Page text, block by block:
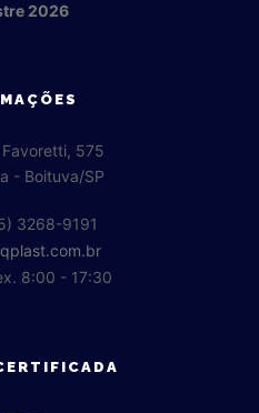
2026
575
- Boituva/SP
3268-9191
8:00 - 17:30